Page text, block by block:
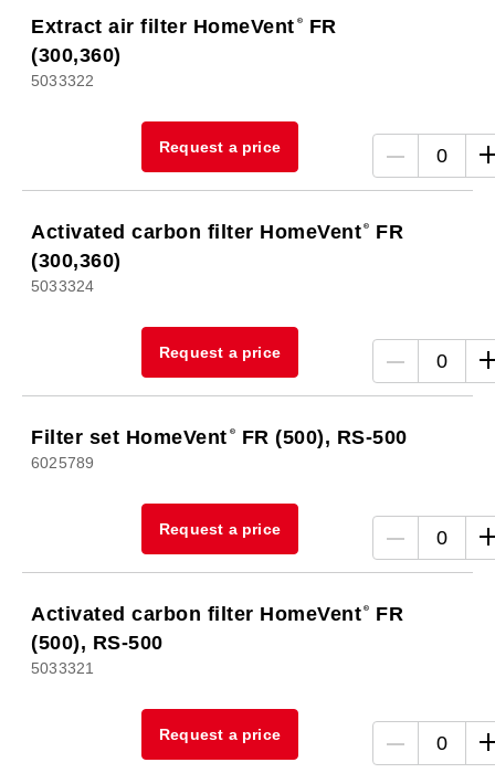
Extract air filter HomeVent
FR
(300,360)
5033322
Request a price 0
Activated carbon filter HomeVent
FR
(300,360)
5033324
Request a price 0
Filter set HomeVent FR (500), RS-500
6025789
Request a price 0
Activated carbon filter HomeVent
FR
(500), RS-500
5033321
Request a price 0